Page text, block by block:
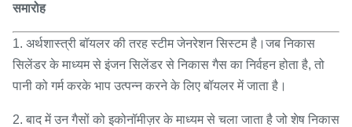
समारोह
1. अर्थशास्त्री बॉयलर की तरह स्टीम जेनरेशन सिस्टम है।जब निकास
सिलेंडर के माध्यम से इंजन सिलेंडर से निकास गैस का निर्वहन होता है, तो
पानी को गर्म करके भाप उत्पन्न करने के लिए बॉयलर में जाता है।
2. बाद में उन गैसों को इकोनॉमीज़र के माध्यम से चला जाता है जो शेष निकास